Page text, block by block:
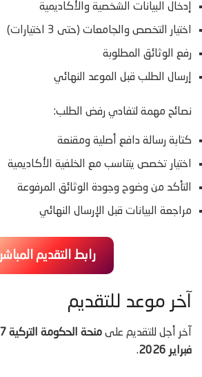
إدخال البيانات الشخصية والأكاديمية
اختيار التخصص والجامعات (حتى 3 اختيارات)
رفع الوثائق المطلوبة
إرسال الطلب قبل الموعد النهائي
نصائح مهمة لتفادي رفض الطلب:
كتابة رسالة دافع أصلية ومقنعة
اختيار تخصص يتناسب مع الخلفية الأكاديمية
التأكد من وضوح وجودة الوثائق المرفوعة
مراجعة البيانات قبل الإرسال النهائي
رابط التقديم المباشر
آخر موعد للتقديم
آخر أجل للتقديم على منحة الحكومة التركية 2026/2027
فبراير 2026
.